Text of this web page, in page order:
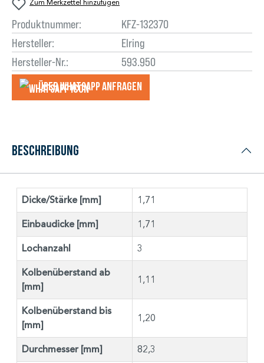
Zum Merkzettel hinzufügen
Produktnummer:
KFZ-132370
Hersteller:
Elring
Hersteller-Nr.:
593.950
Über WhatsApp anfragеn
Beschreibung
Dicke/Stärke [mm] 1,71
Einbaudicke [mm] 1,71
Lochanzahl 3
Kolbenüberstand ab
[mm]
1,11
Kolbenüberstand bis
[mm]
1,20
Durchmesser [mm] 82,3